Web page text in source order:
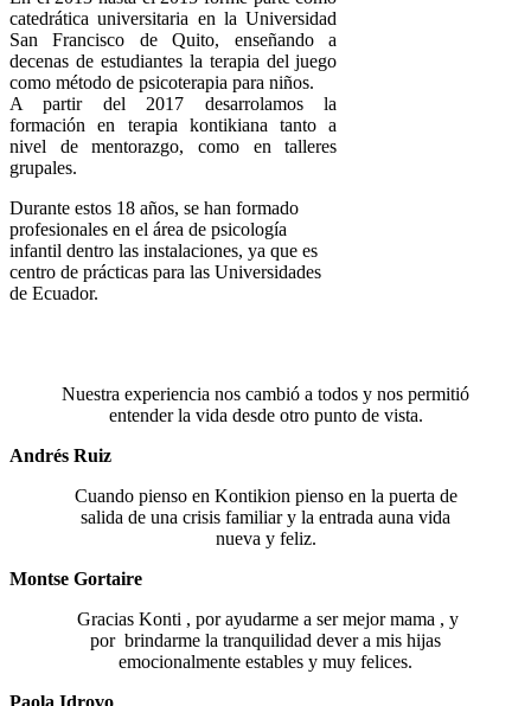
catedrática universitaria en la Universidad
San Francisco de Quito, enseñando a
decenas de estudiantes la terapia del juego
como método de psicoterapia para niños.
A partir del 2017 desarrolamos la
formación en terapia kontikiana tanto a
nivel de mentorazgo, como en talleres
grupales.
Durante estos 18 años, se han formado
profesionales en el área de psicología
infantil dentro las instalaciones, ya que es
centro de prácticas para las Universidades
de Ecuador.
Nuestra experiencia nos cambió a todos y nos permitió
entender la vida desde otro punto de vista.
Andrés Ruiz
Cuando pienso en Kontikion pienso en la puerta de
salida de una crisis familiar y la entrada auna vida
nueva y feliz.
Montse Gortaire
Gracias Konti , por ayudarme a ser mejor mama , y
por brindarme la tranquilidad dever a mis hijas
emocionalmente estables y muy felices.
Paola Idrovo